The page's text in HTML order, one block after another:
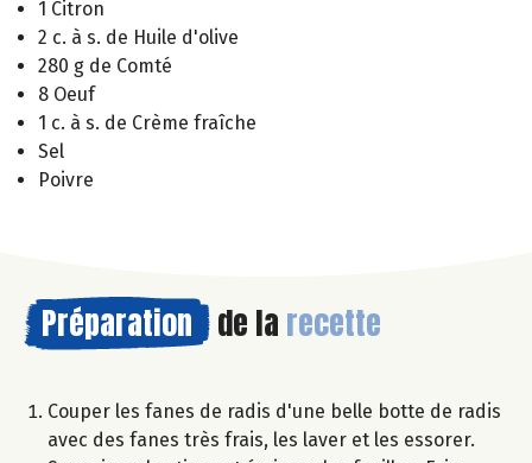
1 Citron
2 c. à s. de Huile d'olive
280 g de Comté
8 Oeuf
1 c. à s. de Crème fraîche
Sel
Poivre
Préparation de la recette
Couper les fanes de radis d'une belle botte de radis
avec des fanes très frais, les laver et les essorer.